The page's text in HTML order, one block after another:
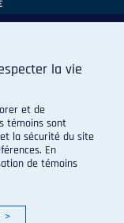
la vie
et de
témoins sont
la sécurité du site
En
de témoins
>